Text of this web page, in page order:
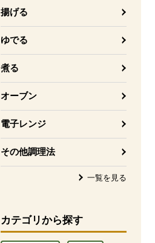
揚げる
ゆでる
煮る
オーブン
電子レンジ
その他調理法
一覧を見る
カテゴリから探す